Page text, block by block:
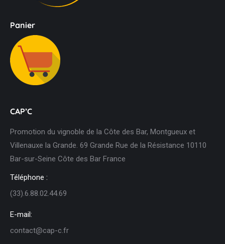
Panier
CAP’C
Promotion du vignoble de la Côte des Bar, Montgueux et
Villenauxe la Grande. 69 Grande Rue de la Résistance 10110
Bar-sur-Seine Côte des Bar France
Téléphone :
(33).6.88.02.44.69
E-mail:
contact@cap-c.fr